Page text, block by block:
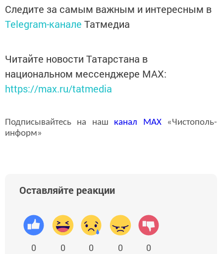
Следите за самым важным и интересным в
Telegram-канале Татмедиа
Читайте новости Татарстана в
национальном мессенджере MАХ:
https://max.ru/tatmedia
Подписывайтесь на наш канал MAX«Чистополь-
информ»
Оставляйте реакции
0 0 0 0 0